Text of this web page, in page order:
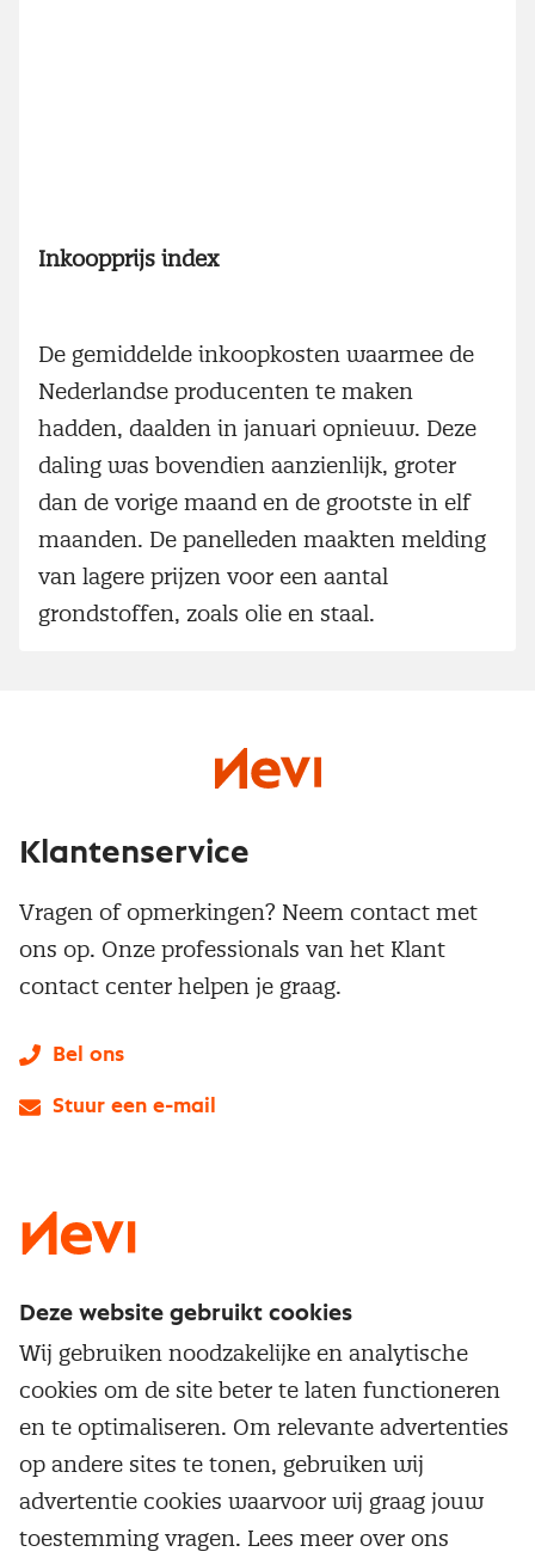
Inkoopprijs index
De gemiddelde inkoopkosten waarmee de
Nederlandse producenten te maken
hadden, daalden in januari opnieuw. Deze
daling was bovendien aanzienlijk, groter
dan de vorige maand en de grootste in elf
maanden. De panelleden maakten melding
van lagere prijzen voor een aantal
grondstoffen, zoals olie en staal.
Service & contact
Over inkoop
Netwerk en communities
Aanmelden nieuwsbrief
Word lid van Nevi
Populaire thema's
Aanbesteden
Contractmanagement
Kostenmanagement
Opleidingen en trainingen
Trainingen
Opleidingen
Klantenservice
Vragen of opmerkingen? Neem contact met
ons op. Onze professionals van het Klant
contact center helpen je graag.
Bel ons
Stuur een e-mail
Deze website gebruikt cookies
Wij gebruiken noodzakelijke en analytische
cookies om de site beter te laten functioneren
en te optimaliseren. Om relevante advertenties
op andere sites te tonen, gebruiken wij
advertentie cookies waarvoor wij graag jouw
toestemming vragen. Lees meer over ons